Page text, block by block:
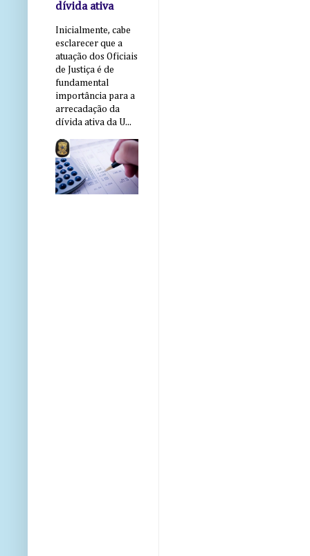
dívida ativa
Inicialmente, cabe
esclarecer que a
atuação dos Oficiais
de Justiça é de
fundamental
importância para a
arrecadação da
dívida ativa da U...